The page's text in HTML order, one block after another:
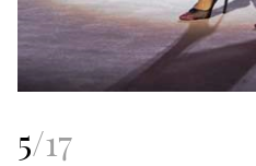
5/17